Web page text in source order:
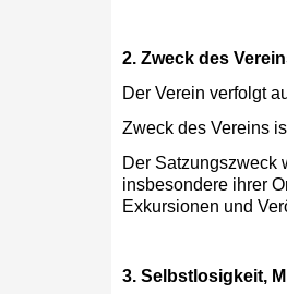
2. Zweck des
Der Verein verfolgt
Zweck des Vereins
Der Satzungszweck
insbesondere ihrer
Exkursionen und
3. Selbstlosigkeit,